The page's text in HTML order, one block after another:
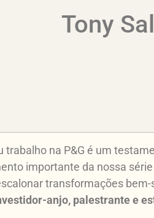
Tony
na P&G é um
importante da nossa
transformações bem-
anjo, palestrante e